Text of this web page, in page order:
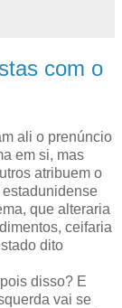
com o
ali o prenúncio
em si, mas
atribuem o
que alteraria
ceifaria
dito
disso? E
vai se